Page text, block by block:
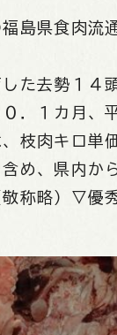
島県食肉流
た去勢１４
．１カ月、
枝肉キロ単
め、県内か
称略）▽優